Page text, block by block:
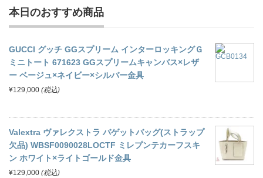
本日のおすすめ商品
GUCCI グッチ GGスプリーム インターロッキングＧ
ミニトート 671623 GGスプリームキャンバス×レザ
ー ベージュ×ネイビー×シルバー金具
¥129,000 (税込)
Valextra ヴァレクストラ バゲットバッグ(ストラップ
欠品) WBSF0090028LOCTF ミレプンテカーフスキ
ン ホワイト×ライトゴールド金具
¥129,000 (税込)